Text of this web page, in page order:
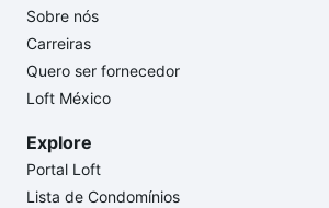
Sobre nós
Carreiras
Quero ser fornecedor
Loft México
Explore
Portal Loft
Lista de Condomínios